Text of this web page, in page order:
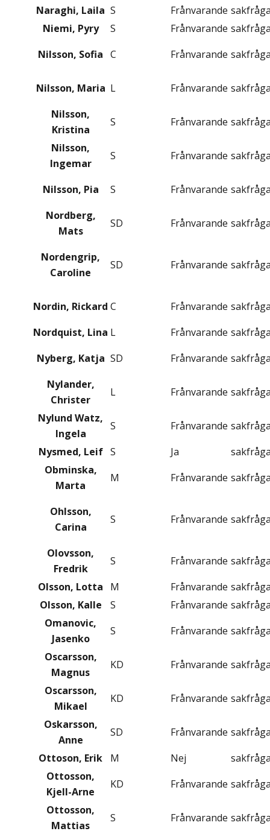
Naraghi, Laila S Frånvarande
Niemi, Pyry
S Frånvarande
Nilsson, Sofia C Frånvarande
Nilsson, Maria L Frånvarande
Nilsson,
Kristina
S Frånvarande
Nilsson,
Ingemar
S Frånvarande
Nilsson, Pia S Frånvarande
Nordberg,
Mats
SD Frånvarande
Nordengrip,
Caroline
SD Frånvarande
Nordin, Rickard C Frånvarande
Nordquist, Lina L Frånvarande
Nyberg, Katja SD Frånvarande
Nylander,
Christer
L Frånvarande
Nylund Watz,
Ingela
S Frånvarande
Nysmed, Leif S Ja
Obminska,
Marta
M Frånvarande
Ohlsson,
Carina
S Frånvarande
Olovsson,
Fredrik
S Frånvarande
Olsson, Lotta
M Frånvarande
Olsson, Kalle
S Frånvarande
Omanovic,
Jasenko
S Frånvarande
Oscarsson,
Magnus
KD Frånvarande
Oscarsson,
Mikael
KD Frånvarande
Oskarsson,
Anne
SD Frånvarande
Ottoson, Erik
M Nej
Ottosson,
Kjell-Arne
KD Frånvarande
Ottosson,
Mattias
S Frånvarande